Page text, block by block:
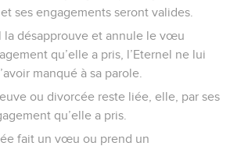
ses engagements seront valides.
la désapprouve et annule le vœu
qu’elle a pris, l’Eternel ne lui
manqué à sa parole.
ou divorcée reste liée, elle, par ses
qu’elle a pris.
fait un vœu ou prend un